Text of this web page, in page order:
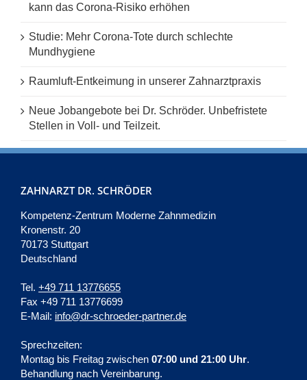
kann das Corona-Risiko erhöhen
Studie: Mehr Corona-Tote durch schlechte
Mundhygiene
Raumluft-Entkeimung in unserer Zahnarztpraxis
Neue Jobangebote bei Dr. Schröder. Unbefristete
Stellen in Voll- und Teilzeit.
ZAHNARZT DR. SCHRÖDER
Kompetenz-Zentrum Moderne Zahnmedizin
Kronenstr. 20
70173 Stuttgart
Deutschland
Tel. +49 711 13776655
Fax +49 711 13776699
E-Mail: info@dr-schroeder-partner.de
Sprechzeiten:
Montag bis Freitag zwischen 07:00 und 21:00 Uhr.
Behandlung nach Vereinbarung.